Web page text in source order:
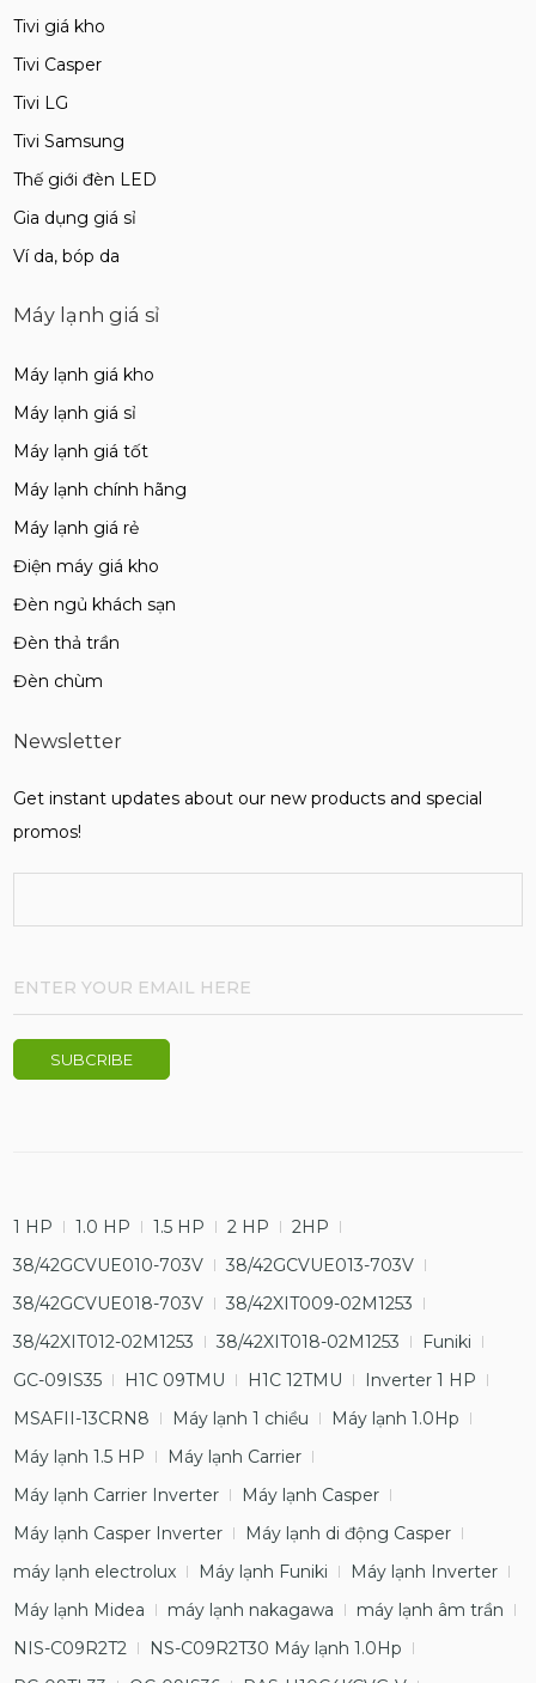
Tivi giá kho
Tivi Casper
Tivi LG
Tivi Samsung
Thế giới đèn LED
Gia dụng giá sỉ
Ví da, bóp da
Máy lạnh giá sỉ
Máy lạnh giá kho
Máy lạnh giá sỉ
Máy lạnh giá tốt
Máy lạnh chính hãng
Máy lạnh giá rẻ
Điện máy giá kho
Đèn ngủ khách sạn
Đèn thả trần
Đèn chùm
Newsletter
Get instant updates about our new products and special
promos!
1 HP 1.0 HP 1.5 HP 2 HP
2HP
38/42GCVUE010-703V
38/42GCVUE013-703V
38/42GCVUE018-703V
38/42XIT009-02M1253
38/42XIT012-02M1253
38/42XIT018-02M1253
Funiki
GC-09IS35
H1C 09TMU H1C 12TMU
Inverter 1 HP
MSAFII-13CRN8
Máy lạnh 1 chiều
Máy lạnh 1.0Hp
Máy lạnh 1.5 HP
Máy lạnh Carrier
Máy lạnh Carrier Inverter
Máy lạnh Casper
Máy lạnh Casper Inverter
Máy lạnh di động Casper
máy lạnh electrolux
Máy lạnh Funiki
Máy lạnh Inverter
Máy lạnh Midea
máy lạnh nakagawa
máy lạnh âm trần
NIS-C09R2T2
NS-C09R2T30 Máy lạnh 1.0Hp